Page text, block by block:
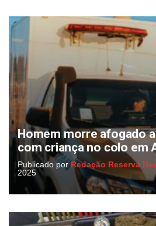
Homem morre afogado
com criança no colo em
Publicado por Redação Reserva
2025